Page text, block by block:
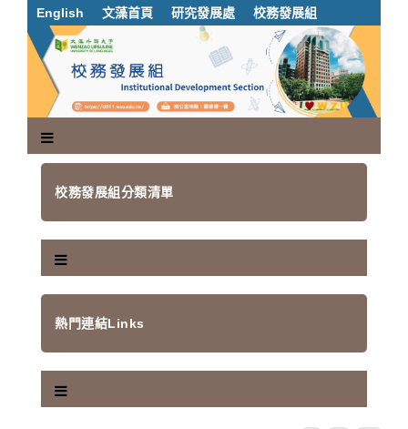
English 文藻首頁 研究發展處 校務發展組
校務發展組分類清單
熱門連結Links